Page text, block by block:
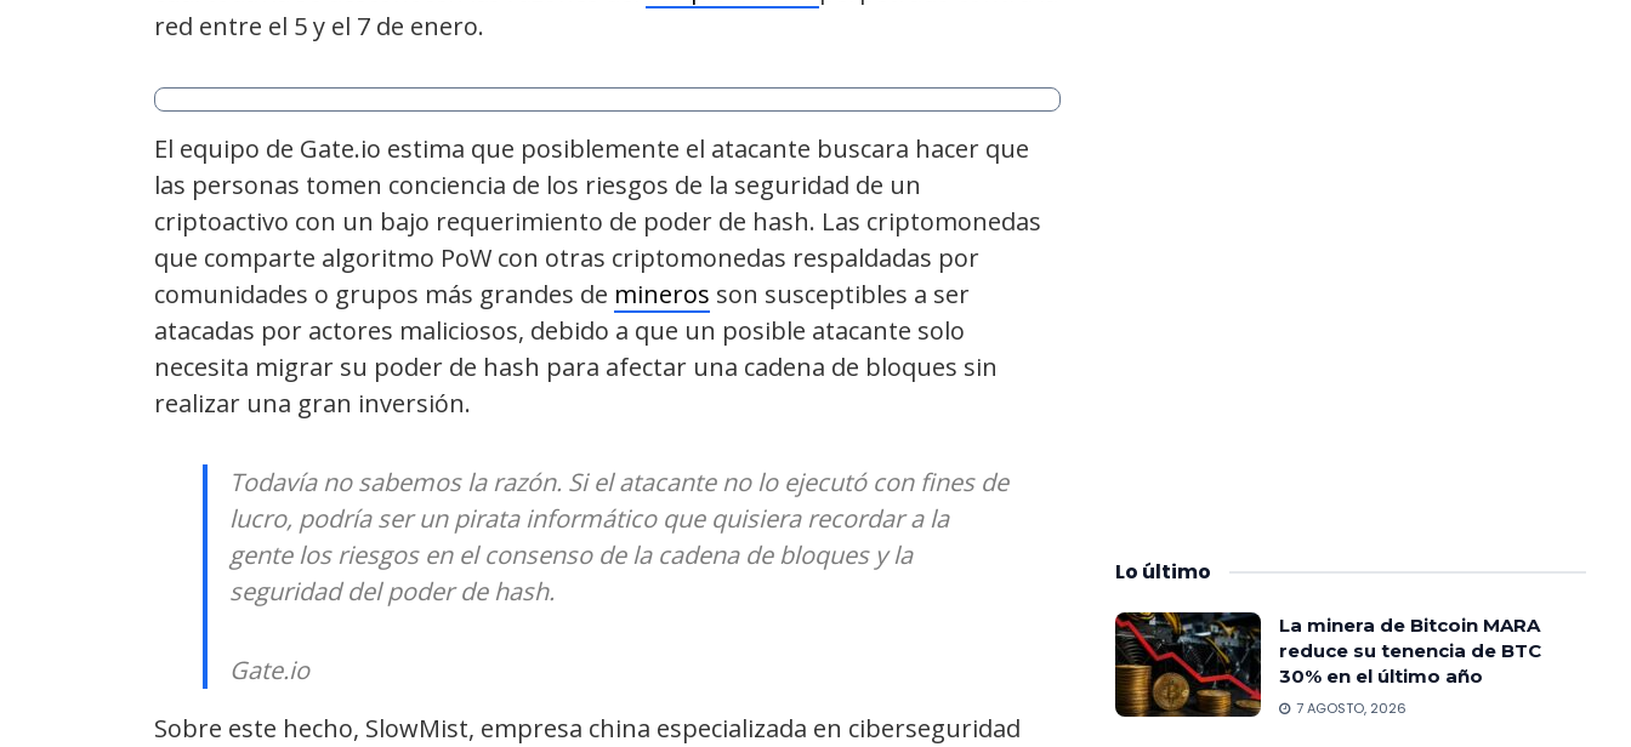
red entre el 5 y el 7 de enero.
El equipo de Gate.io estima que posiblemente el atacante buscara hacer que
las personas tomen conciencia de los riesgos de la seguridad de un
criptoactivo con un bajo requerimiento de poder de hash. Las criptomonedas
que comparte algoritmo PoW con otras criptomonedas respaldadas por
comunidades o grupos más grandes de mineros son susceptibles a ser
atacadas por actores maliciosos, debido a que un posible atacante solo
necesita migrar su poder de hash para afectar una cadena de bloques sin
realizar una gran inversión.
Todavía no sabemos la razón. Si el atacante no lo ejecutó con fines de
lucro, podría ser un pirata informático que quisiera recordar a la
gente los riesgos en el consenso de la cadena de bloques y la
seguridad del poder de hash.
Gate.io
Sobre este hecho, SlowMist, empresa china especializada en ciberseguridad
Lo último
La minera de Bitcoin MARA
reduce su tenencia de BTC
30% en el último año
7 AGOSTO, 2026